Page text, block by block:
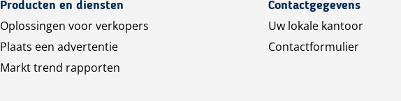
Producten en diensten
Oplossingen voor verkopers
Plaats een advertentie
Markt trend rapporten
Contactgegevens
Uw lokale kantoor
Contactformulier